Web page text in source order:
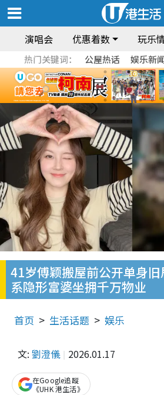
演唱会 优惠着数 玩乐
热门关键词： 公屋热话 娱乐新
41岁傅颖搬屋前公开单身
系隐形富婆坐拥千万物业
首页 生活话题 娱乐
文: 劉澄儀 2026.01.17
在Google追蹤
《UHK 港生活》